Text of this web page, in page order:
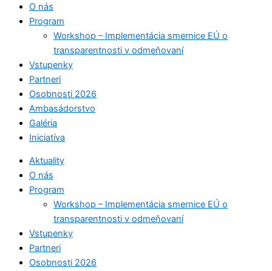
O nás
Program
Workshop – Implementácia smernice EÚ o
transparentnosti v odmeňovaní
Vstupenky
Partneri
Osobnosti 2026
Ambasádorstvo
Galéria
Iniciatíva
Aktuality
O nás
Program
Workshop – Implementácia smernice EÚ o
transparentnosti v odmeňovaní
Vstupenky
Partneri
Osobnosti 2026